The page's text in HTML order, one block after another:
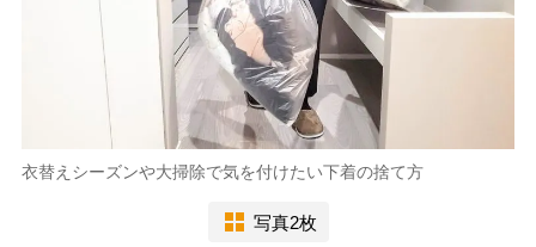
衣替えシーズンや大掃除で気を付けたい下着の捨て方
写真2枚